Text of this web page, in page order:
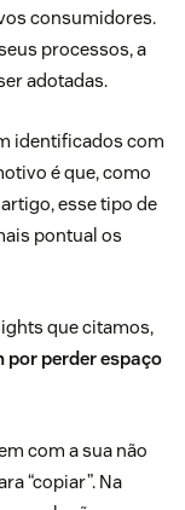
consumidores.
processos, a
adotadas.
identificados com
é que, como
esse tipo de
pontual os
que citamos,
por perder espaço
com a sua não
“copiar”. Na